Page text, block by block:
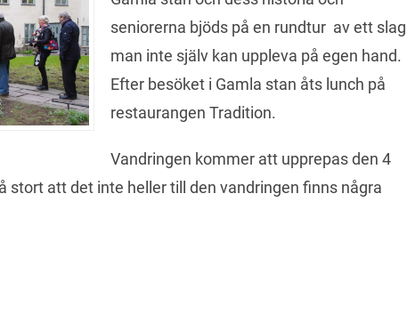
seniorerna bjöds på en rundtur av ett slag
man inte själv kan uppleva på egen hand.
Efter besöket i Gamla stan åts lunch på
restaurangen Tradition.
Vandringen kommer att upprepas den 4
stort att det inte heller till den vandringen finns några